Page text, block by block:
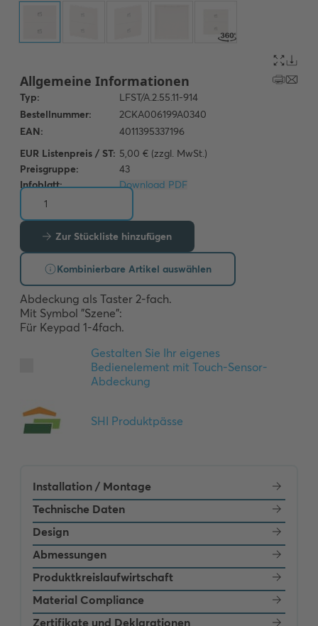
EUR Listenpreis / ST: 5,00 € (zzgl. MwSt.)
Preisgruppe:
43
Infoblatt:
Download PDF
Zur Stückliste hinzufügen
Kombinierbare Artikel auswählen
Abdeckung als Taster 2-fach.
Mit Symbol "Szene":
Für Keypad 1-4fach.
Installation / Montage
Technische Daten
Design
Abmessungen
Produktkreislaufwirtschaft
Material Compliance
Zertifikate und Deklarationen